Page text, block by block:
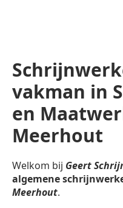
vakman in
en
Meerhout
Welkom bij Geert
algemene
Meerhout.